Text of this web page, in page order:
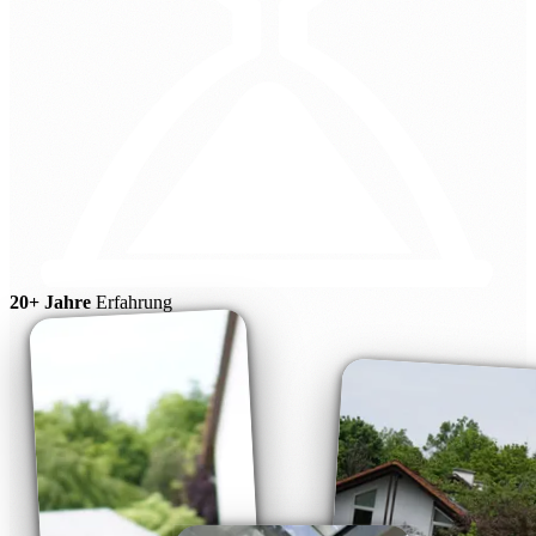
20+ Jahre Erfahrung